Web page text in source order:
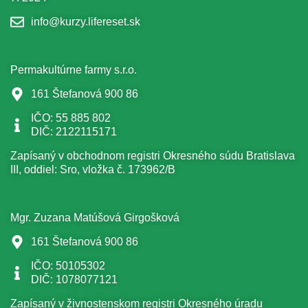
info@kurzy.lifereset.sk
Permakultúrne farmy s.r.o.
161 Štefanová 900 86
IČO: 55 885 802
DIČ: 2122115171
Zapísaný v obchodnom registri Okresného súdu Bratislava
III, oddiel: Sro, vložka č. 173962/B
Mgr. Zuzana Matúšová Girgošková
161 Štefanová 900 86
IČO: 50105302
DIČ: 1078077121
Zapísaný v živnostenskom registri Okresného úradu